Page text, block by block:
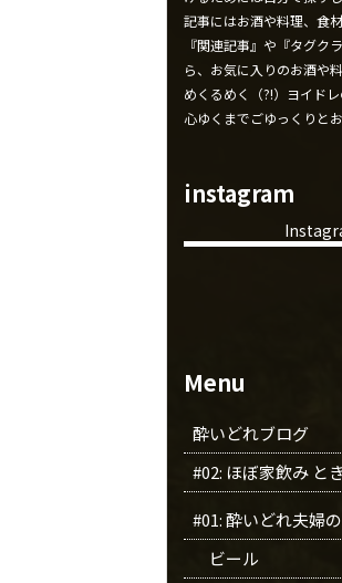
記事にはお酒や料理、食
『関連記事』や『タグク
ら、お気に入りのお酒や
めくるめく（?!）ヨイド
心ゆくまでごゆっくりと
instagram
Menu
酔いどれブログ
#02: ほぼ家飲み と
#01: 酔いどれ夫婦
ビール